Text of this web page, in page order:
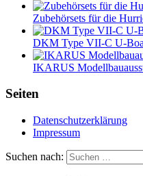
Zubehörsets für die
DKM Type VII-C U-
IKARUS
Seiten
Datenschutzerklärung
Impressum
Suchen nach: